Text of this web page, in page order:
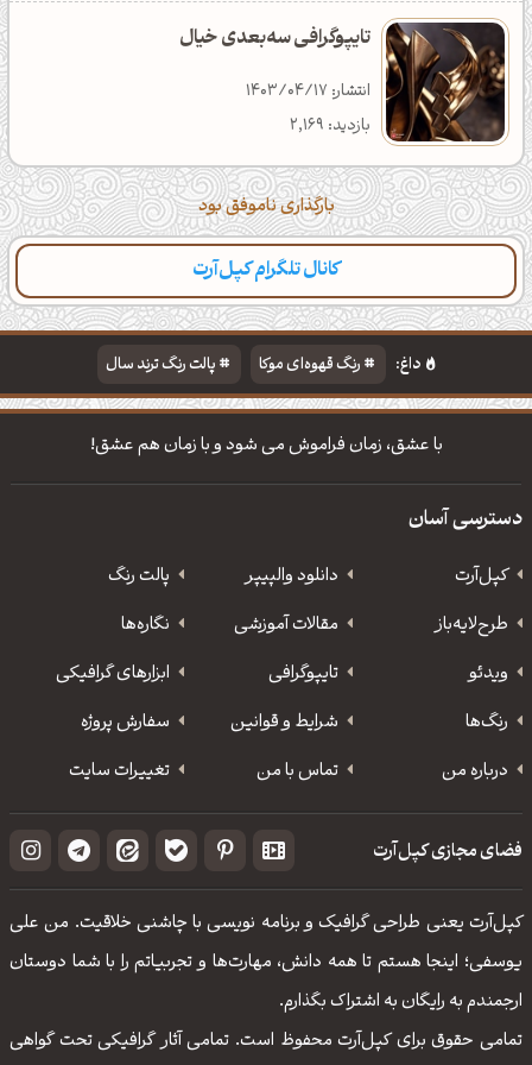
تایپوگرافی سه‌بعدی خیال
انتشار: 1403/04/17
بازدید: 2,169
بارگذاری ناموفق بود
کانال تلگرام کپل‌آرت
داغ: رنگ قهوه‌ای موکا
پالت رنگ ترند سال
دانلود والپیپر مذهبی
تایپوگرافی شعر مولانا
با عشق، زمان فراموش می شود و با زمان هم عشق!
دسترسی آسان
کپل‌آرت دانلود‌ والپیپر
پالت رنگ
طرح‌لایه‌باز
مقالات آموزشی
نگاره‌ها
ویدئو
‌تایپوگرافی
ابزارهای گرافیکی
رنگ‌ها
شرایط و قوانین
سفارش پروژه
درباره من
تماس با من تغییرات سایت
فضای مجازی کپل‌آرت
کپل‌آرت یعنی طراحی گرافیک و برنامه نویسی با چاشنی خلاقیت. من علی
یوسفی؛ اینجا هستم تا همه دانش، مهارت‌‌ها و تجربیاتم را با شما دوستان
ارجمندم به رایگان به اشتراک بگذارم.
تمامی حقوق برای کپل‌آرت محفوظ است. تمامی آثار گرافیکی تحت گواهی